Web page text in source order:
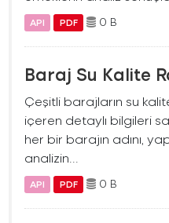
API PDF 0 B
Baraj Su Kalite
Çeşitli barajların su
içeren detaylı bilgileri
her bir barajın adını,
analizin...
API PDF 0 B